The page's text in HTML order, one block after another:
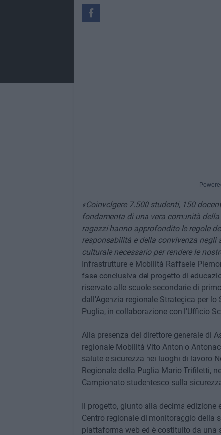
«Coinvolgere 7.500 studenti, 150
fondamenta di una vera comunità
ragazzi hanno approfondito le regole
responsabilità e della convivenza
culturale necessario per rendere le
Infrastrutture e Mobilità Raffaele
fase conclusiva del progetto di
riservato alle scuole secondarie di
dall'Agenzia regionale Strategica per
Puglia, in collaborazione con l'Ufficio
Alla presenza del direttore generale di
regionale Mobilità Vito Antonio
salute e sicurezza nei luoghi di lavoro
Regionale della Puglia Mario Trifiletti,
Campionato studentesco sulla
Il progetto, giunto alla decima edizione
Centro regionale di monitoraggio della
piattaforma web ed è costituito da una